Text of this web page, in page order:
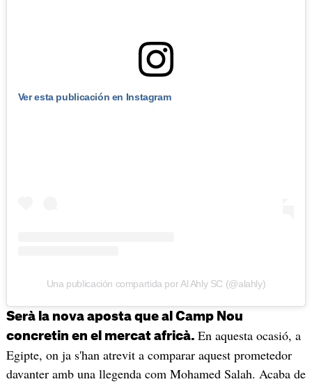
Ver esta publicación en Instagram
Una publicación compartida por Al Ahly SC (@alahly)
Serà la nova aposta que al Camp Nou
concretin en el mercat africà. En aquesta ocasió, a
Egipte, on ja s'han atrevit a comparar aquest prometedor
davanter amb una llegenda com Mohamed Salah. Acaba de